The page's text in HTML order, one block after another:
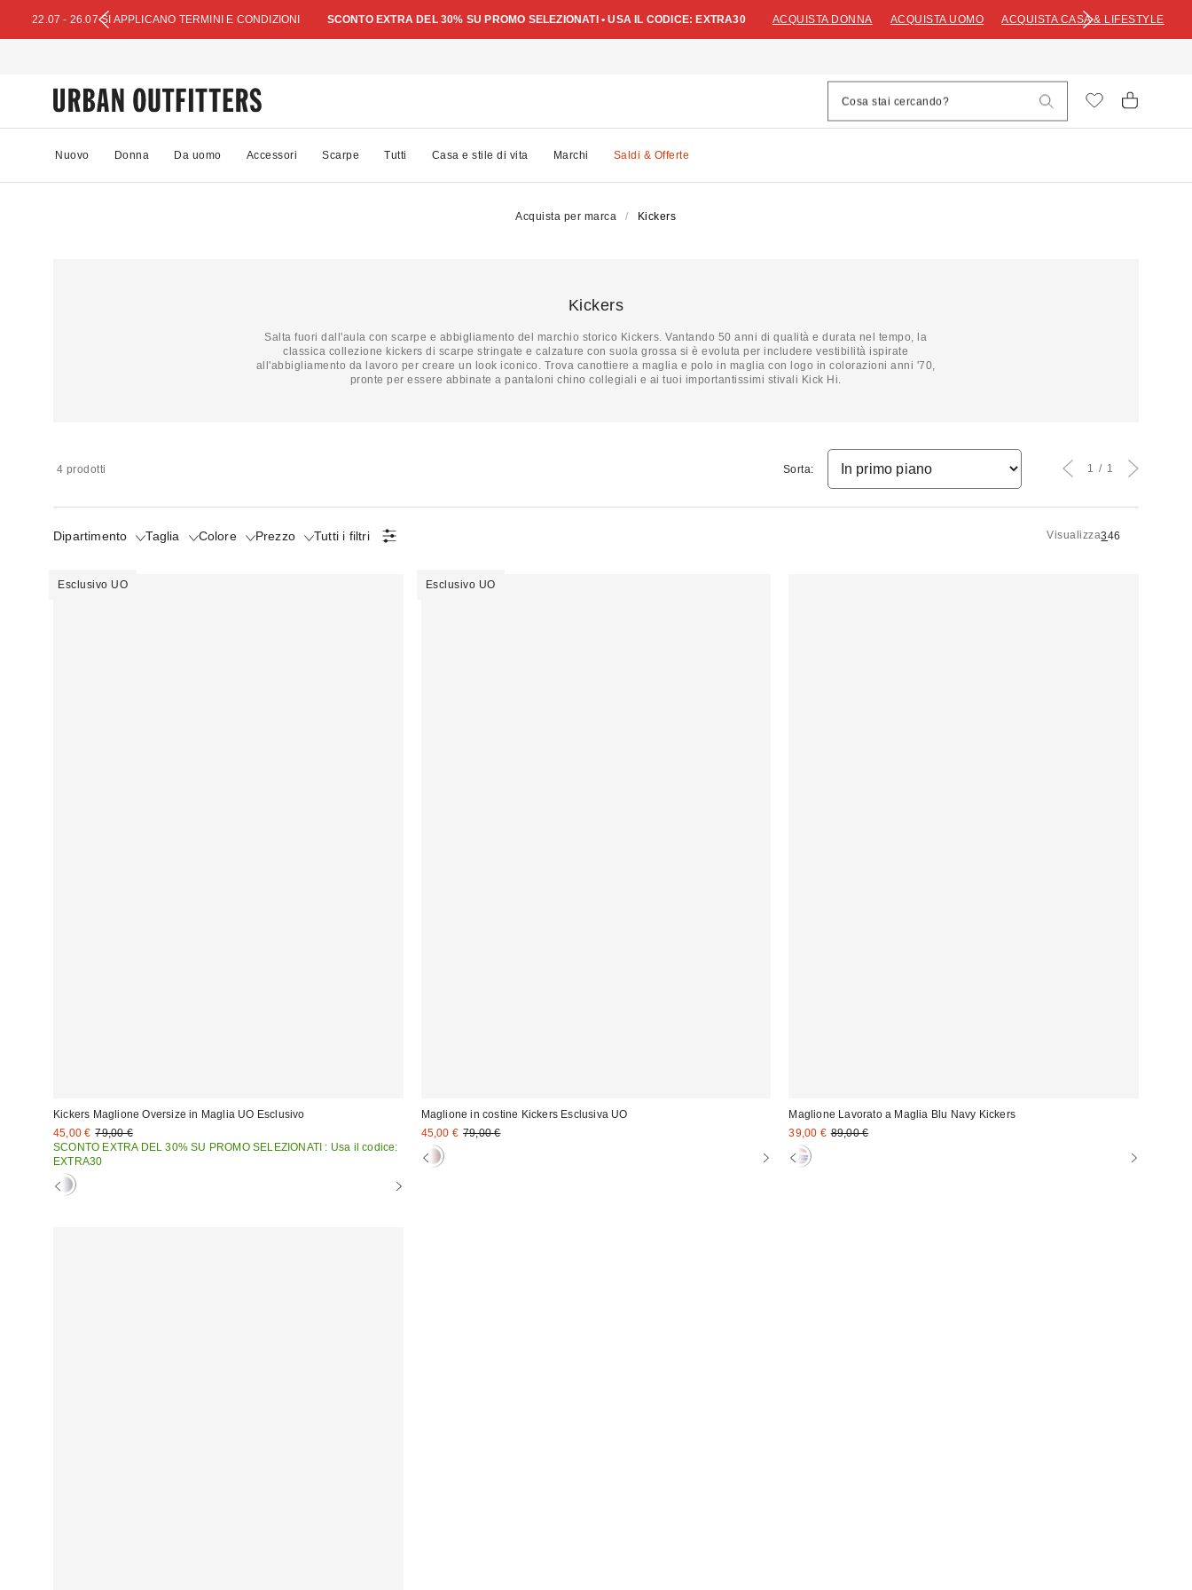
22.07 - 26.07 SI APPLICANO TERMINI E CONDIZIONI SCONTO EXTRA DEL 30% SU PROMO SELEZIONATI • USA IL CODICE: EXTRA30 ACQUISTA DONNA ACQUISTA UOMO ACQUISTA CASA & LIFESTYLE
Nuovo Donna Da uomo Accessori Scarpe Tutti Casa e stile di vita Marchi Saldi & Offerte
Acquista per marca Kickers
Kickers
Salta fuori dall'aula con scarpe e abbigliamento del marchio storico Kickers. Vantando 50 anni di qualità e durata nel tempo, la
classica collezione kickers di scarpe stringate e calzature con suola grossa si è evoluta per includere vestibilità ispirate
all'abbigliamento da lavoro per creare un look iconico. Trova canottiere a maglia e polo in maglia con logo in colorazioni anni '70,
pronte per essere abbinate a pantaloni chino collegiali e ai tuoi importantissimi stivali Kick Hi.
4 prodotti
Dipartimento Taglia Colore Prezzo Tutti i filtri Visualizza346
Sorta: 1 1
Esclusivo UO
Kickers Maglione Oversize in Maglia UO Esclusivo
Prezzo
di
vendita:
45,00 € Prezzo
originale:
79,00 €
SCONTO EXTRA DEL 30% SU PROMO SELEZIONATI : Usa il codice:
EXTRA30
Esclusivo UO
Maglione in costine Kickers Esclusiva UO
Prezzo
vendita:
45,00 € Prezzo
79,00 €
Maglione Lavorato a Maglia Blu Navy Kickers
Prezzo
vendita:
39,00 € Prezzo
89,00 €